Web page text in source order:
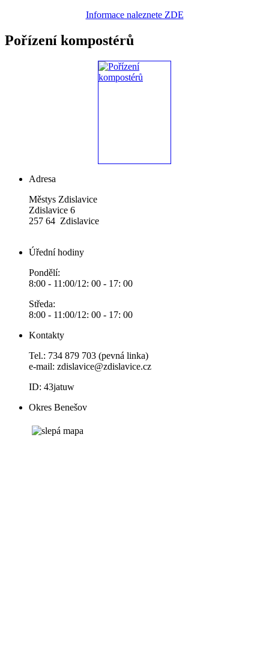
Informace naleznete ZDE
Pořízení kompostérů
Adresa
Městys Zdislavice
Zdislavice 6
257 64 Zdislavice
Úřední hodiny
Pondělí:
8:00 - 11:00/12: 00 - 17: 00
Středa:
8:00 - 11:00/12: 00 - 17: 00
Kontakty
Tel.: 734 879 703 (pevná linka)
e-mail: zdislavice@zdislavice.cz
ID: 43jatuw
Okres Benešov